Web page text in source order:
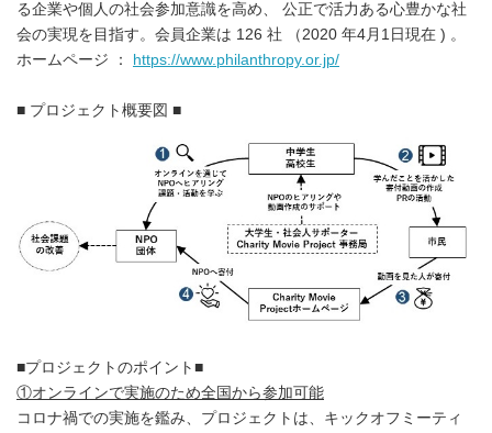
る企業や個人の社会参加意識を高め、 公正で活力ある心豊かな社
会の実現を目指す。会員企業は 126 社 （2020 年4月1日現在 ) 。
ホームページ ：
https://www.philanthropy.or.jp/
■ プロジェクト概要図 ■
■プロジェクトのポイント■
①オンラインで実施のため全国から参加可能
コロナ禍での実施を鑑み、プロジェクトは、キックオフミーティ